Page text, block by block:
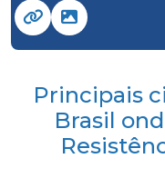
Principais
Brasil